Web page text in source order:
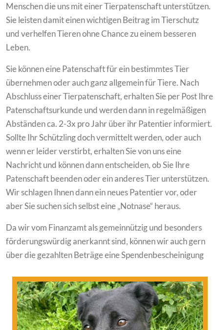
Menschen die uns mit einer Tierpatenschaft unterstützen.
Sie leisten damit einen wichtigen Beitrag im Tierschutz
und verhelfen Tieren ohne Chance zu einem besseren
Leben.
Sie können eine Patenschaft für ein bestimmtes Tier
übernehmen oder auch ganz allgemein für Tiere. Nach
Abschluss einer Tierpatenschaft, erhalten Sie per Post Ihre
Patenschaftsurkunde und werden dann in regelmäßigen
Abständen ca. 2-3x pro Jahr über ihr Patentier informiert.
Sollte Ihr Schützling doch vermittelt werden, oder auch
wenn er leider verstirbt, erhalten Sie von uns eine
Nachricht und können dann entscheiden, ob Sie Ihre
Patenschaft beenden oder ein anderes Tier unterstützen.
Wir schlagen Ihnen dann ein neues Patentier vor, oder
aber Sie suchen sich selbst eine „Notnase“ heraus.
Da wir vom Finanzamt als gemeinnützig und besonders
förderungswürdig anerkannt sind, können wir auch gern
über die gezahlten Beträge eine Spendenbescheinigung